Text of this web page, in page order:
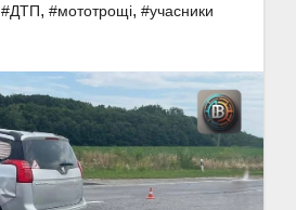
#ДТП, #мототрощі, #учасники